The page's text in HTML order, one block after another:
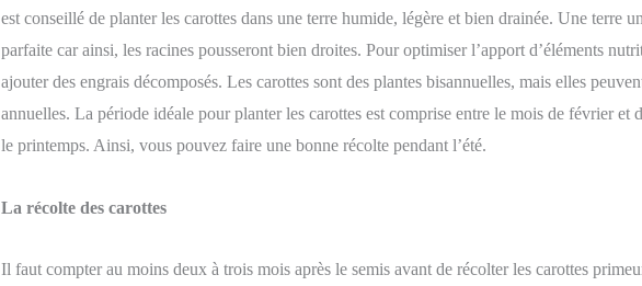
est conseillé de planter les carottes dans une terre humide, légère et bien drainée. Une terre
parfaite car ainsi, les racines pousseront bien droites. Pour optimiser l’apport d’éléments
ajouter des engrais décomposés. Les carottes sont des plantes bisannuelles, mais elles
annuelles. La période idéale pour planter les carottes est comprise entre le mois de février et
le printemps. Ainsi, vous pouvez faire une bonne récolte pendant l’été.
La récolte des carottes
Il faut compter au moins deux à trois mois après le semis avant de récolter les carottes